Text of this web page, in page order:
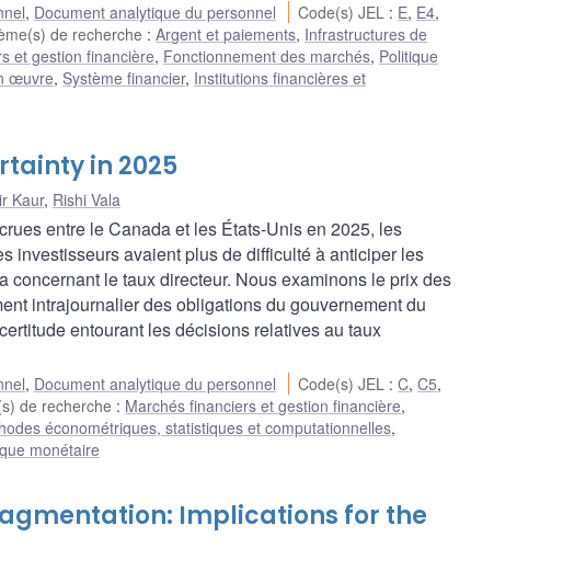
, Document analytique du personnel Code(s) JEL : E, E4,
de recherche :Argent et paiements, Infrastructures de
et gestion financière, Fonctionnement des marchés, Politique
œuvre, Système financier, Institutions financières et
in 2025
Kaur, Rishi Vala
entre le Canada et les États-Unis en 2025, les
investisseurs avaient plus de difficulté à anticiper les
le taux directeur. Nous examinons le prix des
intrajournalier des obligations du gouvernement du
entourant les décisions relatives au taux
, Document analytique du personnel Code(s) JEL :C,C5,
de recherche : Marchés financiers et gestion financière,
économétriques, statistiques et computationnelles,
monétaire
Implications for the